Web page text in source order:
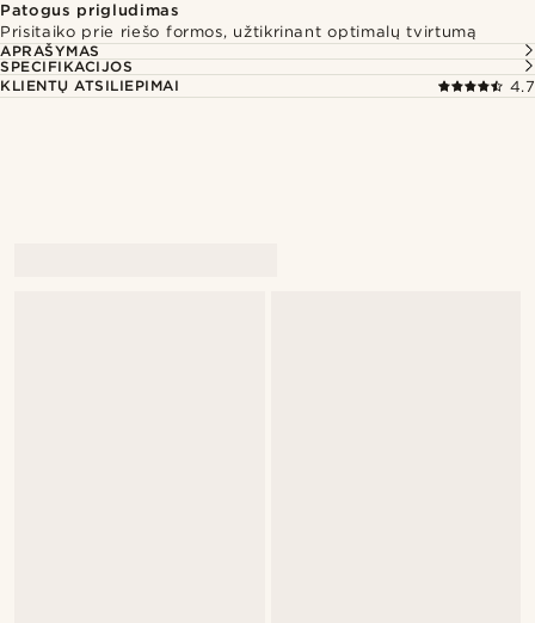
Patogus prigludimas
Prisitaiko prie riešo formos, užtikrinant optimalų tvirtumą
APRAŠYMAS
SPECIFIKACIJOS
KLIENTŲ ATSILIEPIMAI
4.7